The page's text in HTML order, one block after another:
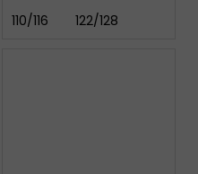
110/116 122/128